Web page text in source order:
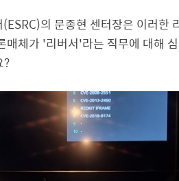
의 문종현 센터장은 이러한
매체가 '리버서'라는 직무에 대해
?